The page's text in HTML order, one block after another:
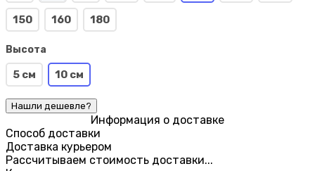
150 160 180
Высота
5 см 10 см
Информация о доставке
Способ доставки
Доставка курьером
Рассчитываем стоимость доставки...